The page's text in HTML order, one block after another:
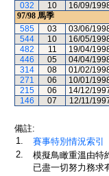
032
10 16/09/
97/98 馬季
585
03 03/06/
544
10 16/05/
482
11 19/04/
446
05 04/04/
314
08 01/02/
271
06 10/01/
215
06 14/12/
146
07 12/11/
備註:
1.
賽事特別情況索引
2.
模擬鳥瞰重溫由特
已盡一切努力務求